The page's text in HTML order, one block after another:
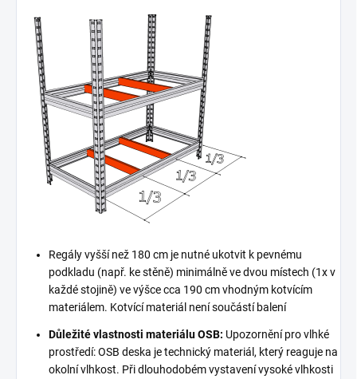
Regály vyšší než 180 cm je nutné ukotvit k pevnému
podkladu (např. ke stěně) minimálně ve dvou místech (1x v
každé stojině) ve výšce cca 190 cm vhodným kotvícím
materiálem. Kotvící materiál není součástí balení
Důležité vlastnosti materiálu OSB: Upozornění pro vlhké
prostředí: OSB deska je technický materiál, který reaguje na
okolní vlhkost. Při dlouhodobém vystavení vysoké vlhkosti